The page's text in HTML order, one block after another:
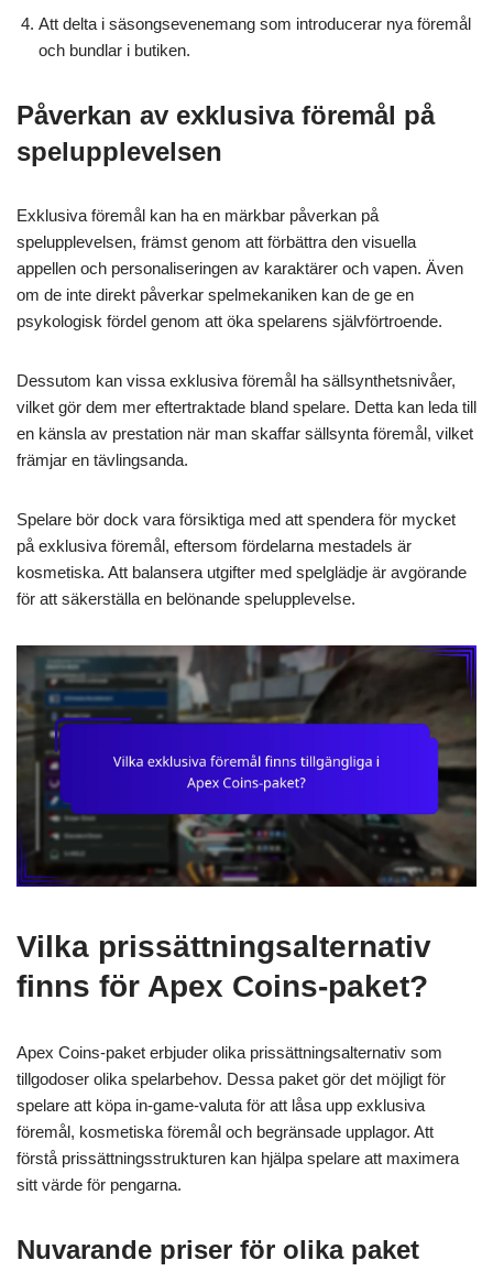
Att delta i säsongsevenemang som introducerar nya föremål
och bundlar i butiken.
Påverkan av exklusiva föremål på
spelupplevelsen
Exklusiva föremål kan ha en märkbar påverkan på
spelupplevelsen, främst genom att förbättra den visuella
appellen och personaliseringen av karaktärer och vapen. Även
om de inte direkt påverkar spelmekaniken kan de ge en
psykologisk fördel genom att öka spelarens självförtroende.
Dessutom kan vissa exklusiva föremål ha sällsynthetsnivåer,
vilket gör dem mer eftertraktade bland spelare. Detta kan leda till
en känsla av prestation när man skaffar sällsynta föremål, vilket
främjar en tävlingsanda.
Spelare bör dock vara försiktiga med att spendera för mycket
på exklusiva föremål, eftersom fördelarna mestadels är
kosmetiska. Att balansera utgifter med spelglädje är avgörande
för att säkerställa en belönande spelupplevelse.
Vilka prissättningsalternativ
finns för Apex Coins-paket?
Apex Coins-paket erbjuder olika prissättningsalternativ som
tillgodoser olika spelarbehov. Dessa paket gör det möjligt för
spelare att köpa in-game-valuta för att låsa upp exklusiva
föremål, kosmetiska föremål och begränsade upplagor. Att
förstå prissättningsstrukturen kan hjälpa spelare att maximera
sitt värde för pengarna.
Nuvarande priser för olika paket